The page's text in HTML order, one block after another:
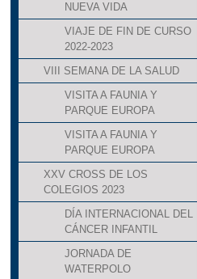
NUEVA VIDA
VIAJE DE FIN DE CURSO
2022-2023
VIII SEMANA DE LA SALUD
VISITA A FAUNIA Y
PARQUE EUROPA
VISITA A FAUNIA Y
PARQUE EUROPA
XXV CROSS DE LOS
COLEGIOS 2023
DÍA INTERNACIONAL DEL
CÁNCER INFANTIL
JORNADA DE
WATERPOLO